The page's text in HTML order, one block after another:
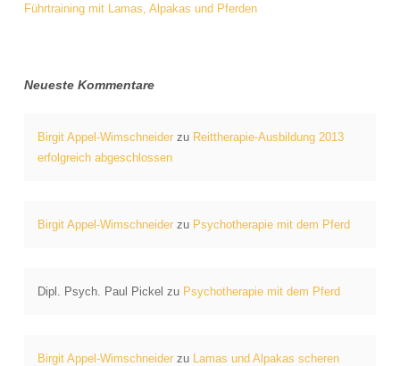
Führtraining mit Lamas, Alpakas und Pferden
Neueste Kommentare
Birgit Appel-Wimschneiderzu Reittherapie-Ausbildung 2013
erfolgreich abgeschlossen
Birgit Appel-Wimschneiderzu Psychotherapie mit dem Pferd
Dipl. Psych. Paul Pickel zu Psychotherapie mit dem Pferd
Birgit Appel-Wimschneiderzu Lamas und Alpakas scheren